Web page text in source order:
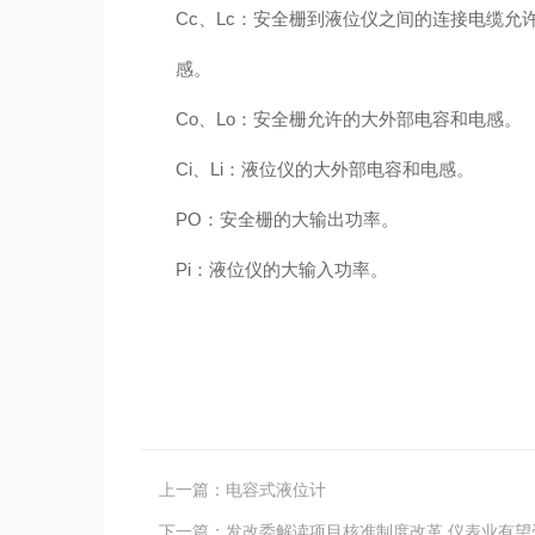
Cc、Lc：安全栅到液位仪之间的连接电缆允
感。
Co、Lo：安全栅允许的大外部电容和电感。
Ci、Li：液位仪的大外部电容和电感。
PO：安全栅的大输出功率。
Pi：液位仪的大输入功率。
上一篇： 电容式液位计